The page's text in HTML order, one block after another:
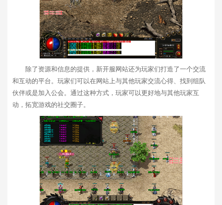
除了资源和信息的提供，新开服网站还为玩家们打造了一个交流
和互动的平台。玩家们可以在网站上与其他玩家交流心得、找到组队
伙伴或是加入公会。通过这种方式，玩家可以更好地与其他玩家互
动，拓宽游戏的社交圈子。